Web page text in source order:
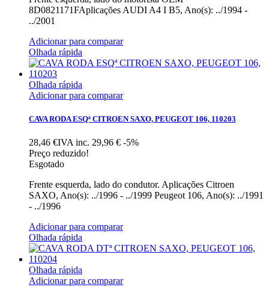
8D0821171FAplicações AUDI A4 I B5, Ano(s): ../1994 -
../2001
Adicionar para comparar
Olhada rápida
Olhada rápida
Adicionar para comparar
CAVA RODA ESQª CITROEN SAXO, PEUGEOT 106, 110203
28,46 €IVA inc. 29,96 € -5%
Preço reduzido!
Esgotado
Frente esquerda, lado do condutor. Aplicações Citroen
SAXO, Ano(s): ../1996 - ../1999 Peugeot 106, Ano(s): ../1991
- ../1996
Adicionar para comparar
Olhada rápida
Olhada rápida
Adicionar para comparar